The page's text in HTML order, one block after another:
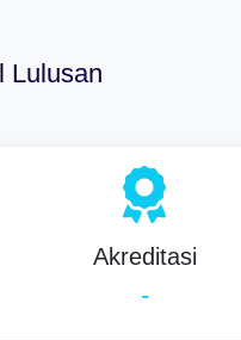
Lulusan
Akreditasi
-